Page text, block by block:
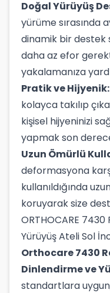
Doğal Yürüyüş
yürüme sırasında
dinamik bir destek
daha az efor
yakalamanıza
Pratik ve Hijyenik:
kolayca takılıp
kişisel hijyeninizi
yapmak son
Uzun Ömürlü
deformasyona
kullanıldığında
koruyarak size
ORTHOCARE
Yürüyüş Ateli Sol
Orthocare 7430
Dinlendirme ve
standartlara